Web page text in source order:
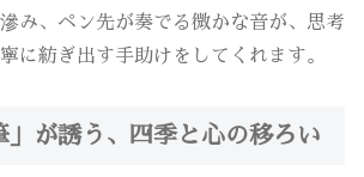
み、ペン先が奏でる微かな音が、思考
に紡ぎ出す手助けをしてくれます。
」が誘う、四季と心の移ろい